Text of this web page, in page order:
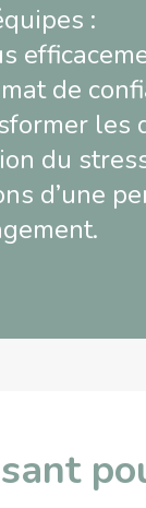
:
de
les
du
d’une